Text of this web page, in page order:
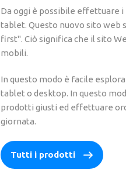
Da oggi è possibile effettuare
tablet. Questo nuovo sito web
first". Ciò significa che il sito
mobili.
In questo modo è facile
tablet o desktop. In questo
prodotti giusti ed effettuare
giornata.
Tutti i prodotti